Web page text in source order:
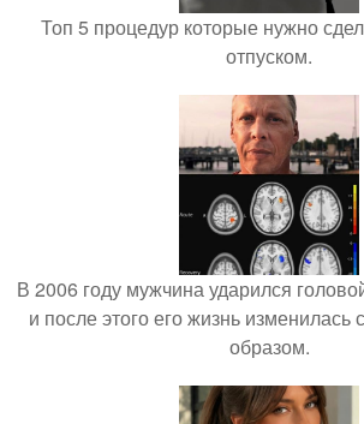
Топ 5 процедур которые нужно
отпуском.
В 2006 году мужчина ударился
и после этого его жизнь
образом.